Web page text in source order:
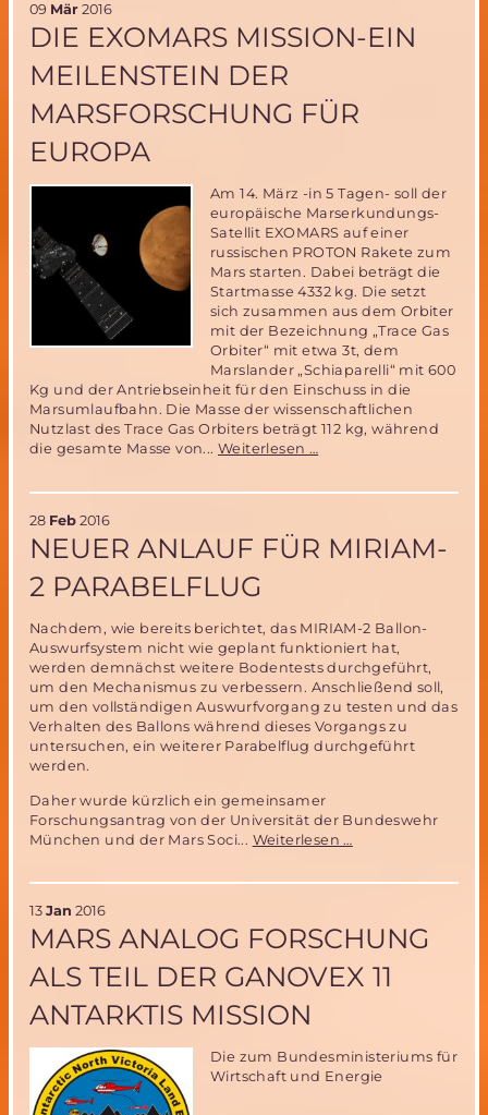
Roten
–
hörenswerter
09 Mär 2016
DIE EXOMARS MISSION-EIN
MEILENSTEIN DER
MARSFORSCHUNG FÜR
EUROPA
Am 14. März -in 5 Tagen- soll der
europäische Marserkundungs-
Satellit EXOMARS auf einer
russischen PROTON Rakete zum
Mars starten. Dabei beträgt die
Startmasse 4332 kg. Die setzt
sich zusammen aus dem Orbiter
mit der Bezeichnung „Trace Gas
Orbiter“ mit etwa 3t, dem
Marslander „Schiaparelli“ mit 600
Kg und der Antriebseinheit für den Einschuss in die
Marsumlaufbahn. Die Masse der wissenschaftlichen
Nutzlast des Trace Gas Orbiters beträgt 112 kg, während
die gesamte Masse von... Weiterlesen …
der
28 Feb 2016
NEUER ANLAUF FÜR MIRIAM-
2 PARABELFLUG
Nachdem, wie bereits berichtet, das MIRIAM-2 Ballon-
Auswurfsystem nicht wie geplant funktioniert hat,
werden demnächst weitere Bodentests durchgeführt,
um den Mechanismus zu verbessern. Anschließend soll,
um den vollständigen Auswurfvorgang zu testen und das
Verhalten des Ballons während dieses Vorgangs zu
untersuchen, ein weiterer Parabelflug durchgeführt
werden.
Daher wurde kürzlich ein gemeinsamer
Forschungsantrag von der Universität der Bundeswehr
München und der Mars Soci... Weiterlesen …
Parabelflug
13 Jan 2016
MARS ANALOG FORSCHUNG
ALS TEIL DER GANOVEX 11
ANTARKTIS MISSION
Die zum Bundesministeriums für
Wirtschaft und Energie